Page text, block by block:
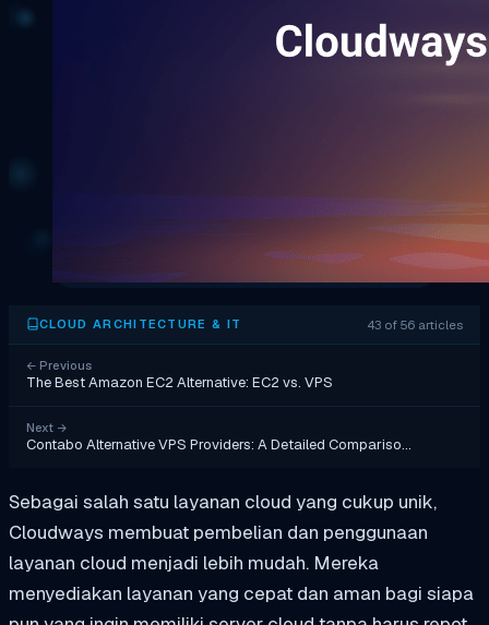
CLOUD ARCHITECTURE & IT 43 of 56 articles
← Previous
The Best Amazon EC2 Alternative: EC2 vs. VPS
Next →
Contabo Alternative VPS Providers: A Detailed Compariso…
Sebagai salah satu layanan cloud yang cukup unik,
Cloudways membuat pembelian dan penggunaan
layanan cloud menjadi lebih mudah. Mereka
menyediakan layanan yang cepat dan aman bagi siapa